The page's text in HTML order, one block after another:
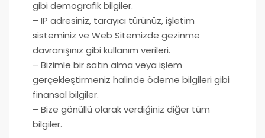
gibi demografik bilgiler.
– IP adresiniz, tarayıcı türünüz, işletim
sisteminiz ve Web Sitemizde gezinme
davranışınız gibi kullanım verileri.
– Bizimle bir satın alma veya işlem
gerçekleştirmeniz halinde ödeme bilgileri gibi
finansal bilgiler.
– Bize gönüllü olarak verdiğiniz diğer tüm
bilgiler.